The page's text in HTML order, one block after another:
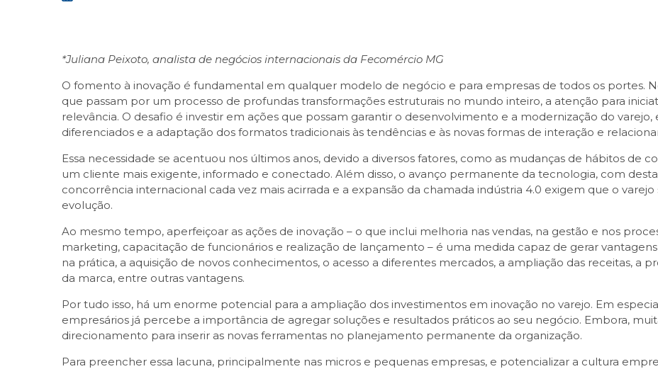
*Juliana Peixoto, analista de negócios internacionais da Fecomércio MG
O fomento à inovação é fundamental em qualquer modelo de negócio e para empresas de todos os portes.
que passam por um processo de profundas transformações estruturais no mundo inteiro, a atenção para
relevância. O desafio é investir em ações que possam garantir o desenvolvimento e a modernização do
diferenciados e a adaptação dos formatos tradicionais às tendências e às novas formas de interação e
Essa necessidade se acentuou nos últimos anos, devido a diversos fatores, como as mudanças de hábitos de
um cliente mais exigente, informado e conectado. Além disso, o avanço permanente da tecnologia, com
concorrência internacional cada vez mais acirrada e a expansão da chamada indústria 4.0 exigem que o
evolução.
Ao mesmo tempo, aperfeiçoar as ações de inovação – o que inclui melhoria nas vendas, na gestão e nos
marketing, capacitação de funcionários e realização de lançamento – é uma medida capaz de gerar
na prática, a aquisição de novos conhecimentos, o acesso a diferentes mercados, a ampliação das receitas, a
da marca, entre outras vantagens.
Por tudo isso, há um enorme potencial para a ampliação dos investimentos em inovação no varejo. Em
empresários já percebe a importância de agregar soluções e resultados práticos ao seu negócio. Embora,
direcionamento para inserir as novas ferramentas no planejamento permanente da organização.
Para preencher essa lacuna, principalmente nas micros e pequenas empresas, e potencializar a cultura